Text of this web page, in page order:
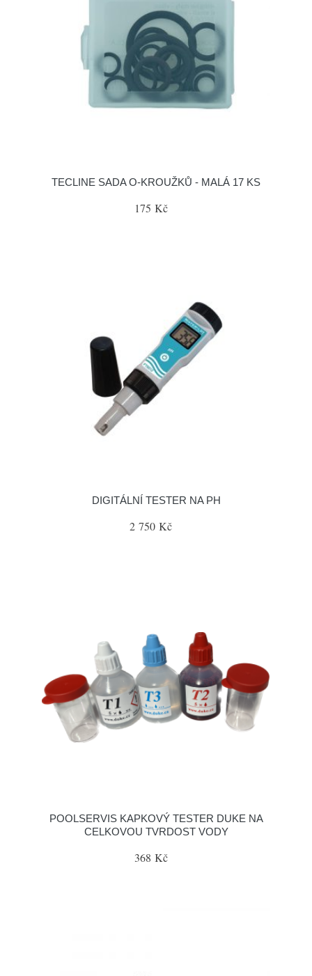
TECLINE SADA O-KROUŽKŮ - MALÁ 17 KS
175 Kč
DIGITÁLNÍ TESTER NA PH
2 750 Kč
POOLSERVIS KAPKOVÝ TESTER DUKE NA
CELKOVOU TVRDOST VODY
368 Kč